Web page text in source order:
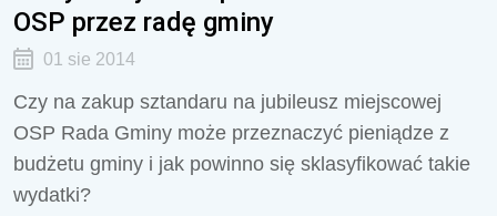
OSP przez radę gminy
01 sie 2014
Czy na zakup sztandaru na jubileusz miejscowej
OSP Rada Gminy może przeznaczyć pieniądze z
budżetu gminy i jak powinno się sklasyfikować takie
wydatki?